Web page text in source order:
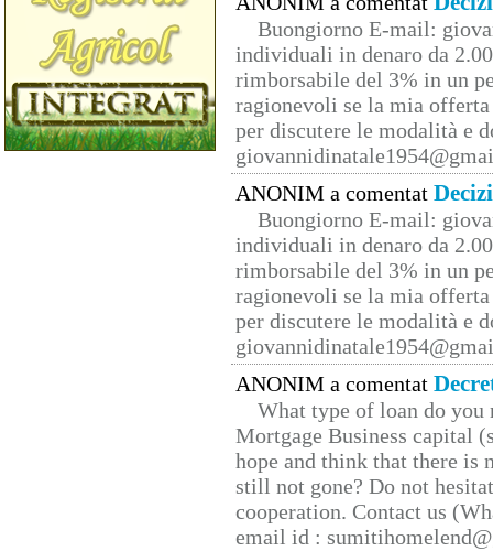
Buongiorno E-mail:
individuali in denaro da
rimborsabile del 3% in un
ragionevoli se la mia
per discutere le modalità e
ANONIM a comentat
Buongiorno E-mail:
individuali in denaro da
rimborsabile del 3% in un
ragionevoli se la mia
per discutere le modalità e
ANONIM a comentat
What type of loan do you
Mortgage Business capital
hope and think that there is
still not gone? Do not
cooperation. Contact us
email id :